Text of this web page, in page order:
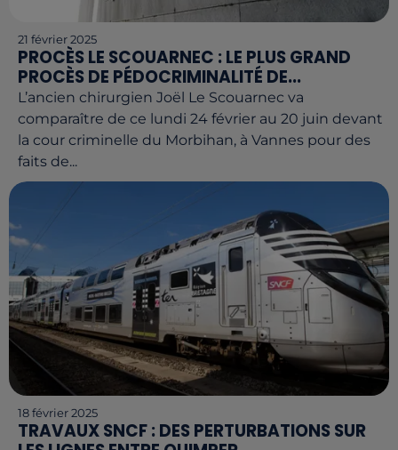
21 février 2025
PROCÈS LE SCOUARNEC : LE PLUS GRAND
PROCÈS DE PÉDOCRIMINALITÉ DE...
L’ancien chirurgien Joël Le Scouarnec va
comparaître de ce lundi 24 février au 20 juin devant
la cour criminelle du Morbihan, à Vannes pour des
faits de...
18 février 2025
TRAVAUX SNCF : DES PERTURBATIONS SUR